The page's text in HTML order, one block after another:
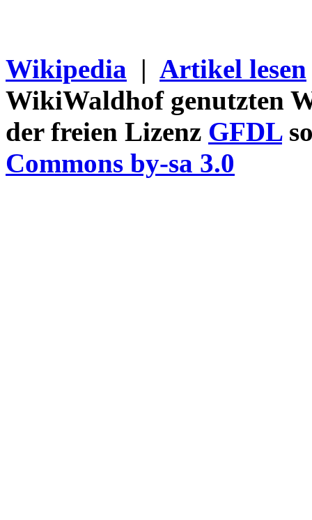
Wikipedia | Artikel lesen
WikiWaldhof genutzten
der freien Lizenz GFDL
Commons by-sa 3.0